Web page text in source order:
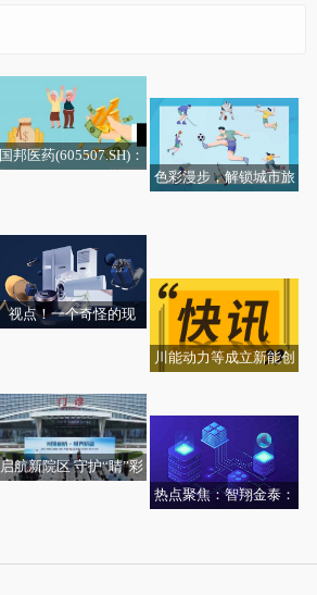
国邦医药(605507.SH)：
色彩漫步，解锁城市旅
膜技术也适用于智能穿
戴产品
视点！一个奇怪的现
少了
闪发光的童年
5.33%，报4.35港元，成
交额327.19万港元|今亮
点
川能动力等成立新能创
启航新院区 守护“睛”彩
色金属库存变动情况
热点聚焦：智翔金泰：